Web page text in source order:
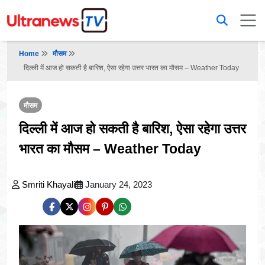
Home
मौसम
दिल्ली में आज हो सकती है बारिश, ऐसा रहेगा उत्तर भारत का मौसम – Weather Today
मौसम
दिल्ली में आज हो सकती है बारिश, ऐसा रहेगा उत्तर
भारत का मौसम – Weather Today
Smriti Khayali January 24, 2023